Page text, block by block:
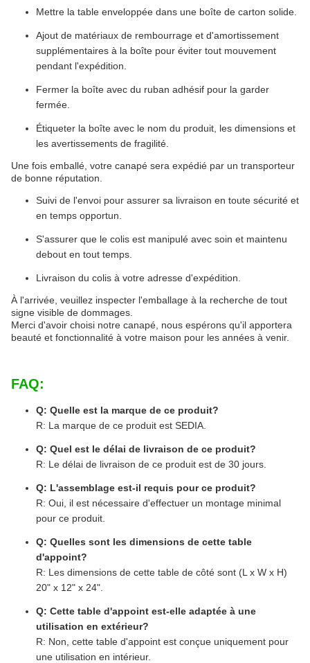
Mettre la table enveloppée dans une boîte de carton solide.
Ajout de matériaux de rembourrage et d'amortissement
supplémentaires à la boîte pour éviter tout mouvement
pendant l'expédition.
Fermer la boîte avec du ruban adhésif pour la garder
fermée.
Étiqueter la boîte avec le nom du produit, les dimensions et
les avertissements de fragilité.
Une fois emballé, votre canapé sera expédié par un transporteur
de bonne réputation.
Suivi de l'envoi pour assurer sa livraison en toute sécurité et
en temps opportun.
S'assurer que le colis est manipulé avec soin et maintenu
debout en tout temps.
Livraison du colis à votre adresse d'expédition.
À l'arrivée, veuillez inspecter l'emballage à la recherche de tout
signe visible de dommages.
Merci d'avoir choisi notre canapé, nous espérons qu'il apportera
beauté et fonctionnalité à votre maison pour les années à venir.
FAQ:
Q: Quelle est la marque de ce produit?
R: La marque de ce produit est SEDIA.
Q: Quel est le délai de livraison de ce produit?
R: Le délai de livraison de ce produit est de 30 jours.
Q: L'assemblage est-il requis pour ce produit?
R: Oui, il est nécessaire d'effectuer un montage minimal
pour ce produit.
Q: Quelles sont les dimensions de cette table
d'appoint?
R: Les dimensions de cette table de côté sont (L x W x H)
20" x 12" x 24".
Q: Cette table d'appoint est-elle adaptée à une
utilisation en extérieur?
R: Non, cette table d'appoint est conçue uniquement pour
une utilisation en intérieur.